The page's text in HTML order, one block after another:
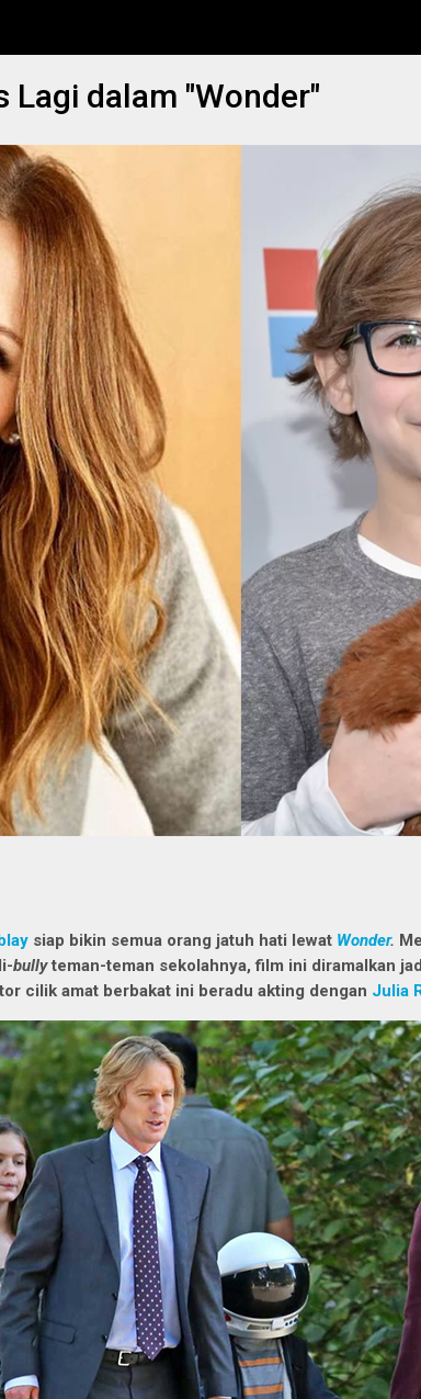
Lagi dalam "Wonder"
siap bikin semua orang jatuh hati lewat Wonder.
bullyteman-teman sekolahnya, film ini diramalkan
cilik amat berbakat ini beradu akting dengan Julia